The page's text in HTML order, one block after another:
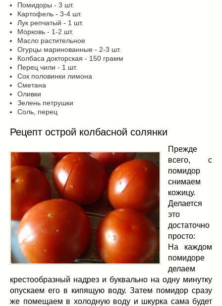
Помидоры - 3 шт.
Картофель - 3-4 шт.
Лук репчатый - 1 шт.
Морковь - 1-2 шт.
Масло растительное
Огурцы маринованные - 2-3 шт.
Колбаса докторская - 150 грамм
Перец чили - 1 шт.
Сок половинки лимона
Сметана
Оливки
Зелень петрушки
Соль, перец
Рецепт острой колбасной солянки
Прежде
всего, с
помидор
снимаем
кожицу.
Делается
это
достаточно
просто:
На каждом
помидоре
делаем
крестообразный надрез и буквально на одну минутку
опускаем его в кипящую воду. Затем помидор сразу
же помещаем в холодную воду и шкурка сама будет